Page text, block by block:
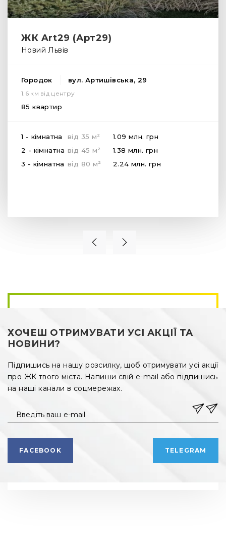
ЖК Art29 (Арт29)
Новий Львів
Городок вул. Артишівська, 29
1.6 км від центру
85 квартир
1 - кімнатна від 35 м 2 1.09 млн. грн
2 - кімнатна від 45 м 2 1.38 млн. грн
3 - кімнатна від 80 м 2 2.24 млн. грн
ХОЧЕШ ОТРИМУВАТИ УСІ АКЦІЇ ТА
НОВИНИ?
Підпишись на нашу розсилку, щоб отримувати усі акції
про ЖК твого міста. Напиши свій e-mail або підпишись
на наші канали в соцмережах.
Введіть ваш e-mail
FACEBOOK TELEGRAM